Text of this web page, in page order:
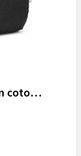
SAINT SPORT. Sac de sport en coton recyclé et polyester recyclé (380 g/m²)